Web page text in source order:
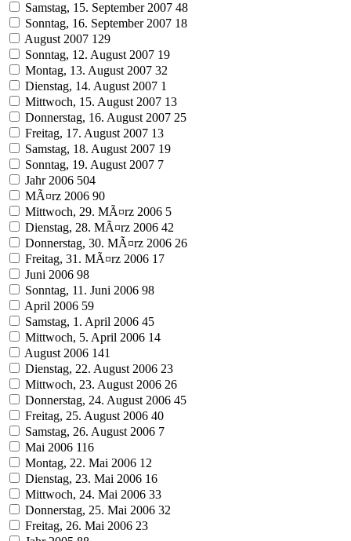
Samstag, 15. September 2007 48
Sonntag, 16. September 2007 18
August 2007 129
Sonntag, 12. August 2007 19
Montag, 13. August 2007 32
Dienstag, 14. August 2007 1
Mittwoch, 15. August 2007 13
Donnerstag, 16. August 2007 25
Freitag, 17. August 2007 13
Samstag, 18. August 2007 19
Sonntag, 19. August 2007 7
Jahr 2006 504
MÃ¤rz 2006 90
Mittwoch, 29. MÃ¤rz 2006 5
Dienstag, 28. MÃ¤rz 2006 42
Donnerstag, 30. MÃ¤rz 2006 26
Freitag, 31. MÃ¤rz 2006 17
Juni 2006 98
Sonntag, 11. Juni 2006 98
April 2006 59
Samstag, 1. April 2006 45
Mittwoch, 5. April 2006 14
August 2006 141
Dienstag, 22. August 2006 23
Mittwoch, 23. August 2006 26
Donnerstag, 24. August 2006 45
Freitag, 25. August 2006 40
Samstag, 26. August 2006 7
Mai 2006 116
Montag, 22. Mai 2006 12
Dienstag, 23. Mai 2006 16
Mittwoch, 24. Mai 2006 33
Donnerstag, 25. Mai 2006 32
Freitag, 26. Mai 2006 23